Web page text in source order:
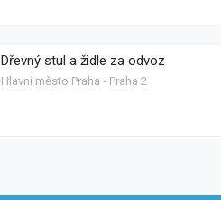
Dřevný stul a židle za odvoz
Hlavní město Praha - Praha 2